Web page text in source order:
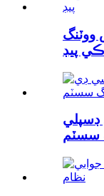
ووٽنگ
ڪي پيڊ
ڊسپلي